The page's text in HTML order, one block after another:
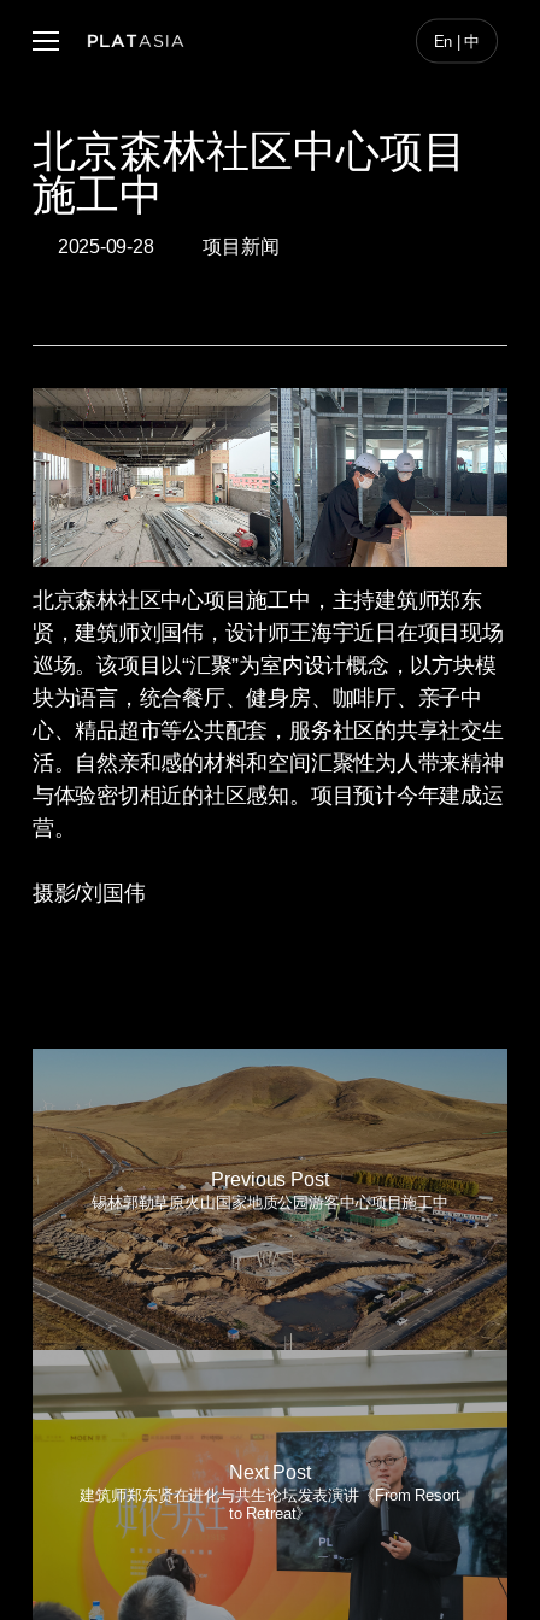
Menu En | 中
北京森林社区中心项目
施工中
2025-09-28 项目新闻
北京森林社区中心项目施工中，主持建筑师郑东
贤，建筑师刘国伟，设计师王海宇近日在项目现场
巡场。该项目以“汇聚”为室内设计概念，以方块模
块为语言，统合餐厅、健身房、咖啡厅、亲子中
心、精品超市等公共配套，服务社区的共享社交生
活。自然亲和感的材料和空间汇聚性为人带来精神
与体验密切相近的社区感知。项目预计今年建成运
营。
摄影/刘国伟
Previous Post
锡林郭勒草原火山国家地质公园游客中心项目施工中
Next Post
建筑师郑东贤在进化与共生论坛发表演讲《From Resort
to Retreat》